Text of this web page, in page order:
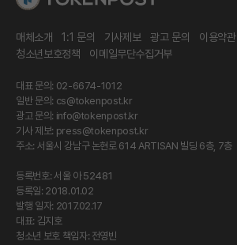
매체소개 1:1 문의 기사제보 광고 문의 이용약관
청소년보호정책
이메일무단수집거부
대표 문의: 02-6674-1012
일반 문의: cs@tokenpost.kr
광고 문의: info@tokenpost.kr
기사 제보: press@tokenpost.kr
주소: 서울시 강남구 논현로 614 ARTISAN 빌딩 6층, 7층
등록번호: 서울 아 52481
등록일: 2018.01.02
발행 일자: 2017.02.17
대표: 김지호
청소년 보호 책임자: 전영빈